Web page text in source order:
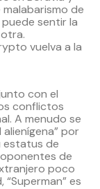
de
sentir la
vuelva a la
con el
conflictos
A menudo se
alienígena” por
estatus de
de
poco
es